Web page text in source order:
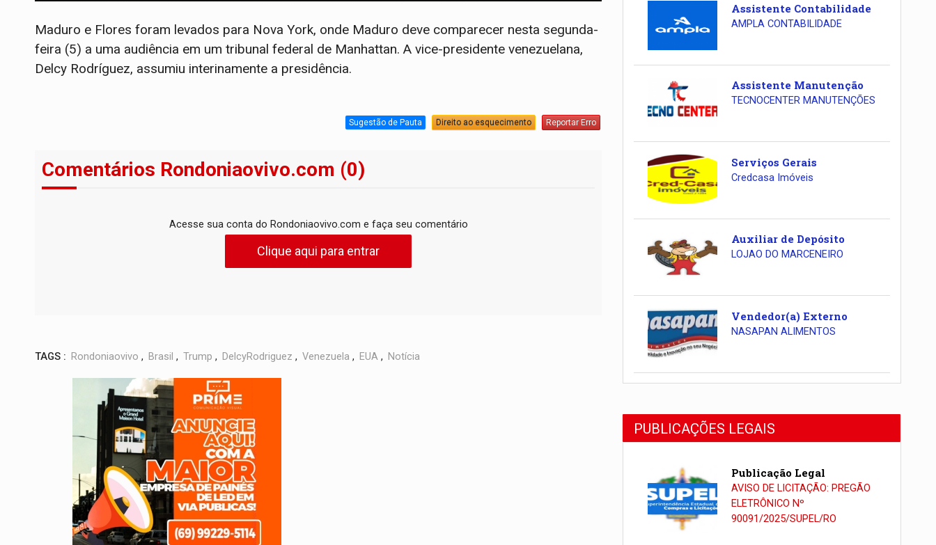
Maduro e Flores foram levados para Nova York, onde Maduro deve comparecer nesta segunda-
feira (5) a uma audiência em um tribunal federal de Manhattan. A vice-presidente venezuelana,
Delcy Rodríguez, assumiu interinamente a presidência.
Sugestão de Pauta Direito ao esquecimento Reportar Erro
Comentários Rondoniaovivo.com (0)
Acesse sua conta do Rondoniaovivo.com e faça seu comentário
Clique aqui para entrar
TAGS : Rondoniaovivo , Brasil , Trump , DelcyRodriguez , Venezuela , EUA , Notícia
Assistente Contabilidade
AMPLA CONTABILIDADE
Assistente Manutenção
TECNOCENTER MANUTENÇÕES
Serviços Gerais
Credcasa Imóveis
Auxiliar de Depósito
LOJAO DO MARCENEIRO
Vendedor(a) Externo
NASAPAN ALIMENTOS
PUBLICAÇÕES LEGAIS
Publicação Legal
AVISO DE LICITAÇÃO: PREGÃO
ELETRÔNICO Nº
90091/2025/SUPEL/RO